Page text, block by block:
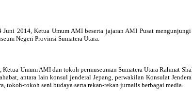
Juni 2014, Ketua Umum AMI beserta jajaran AMI Pusat
Negeri Provinsi Sumatera Utara.
Ketua Umum AMI dan tokoh permuseuman Sumatera Utara Rahmat
antara lain konsul jenderal Jepang, perwakilan Konsulat
tokoh-tokoh seni budaya serta rekan-rekan jurnalis berbagai media.